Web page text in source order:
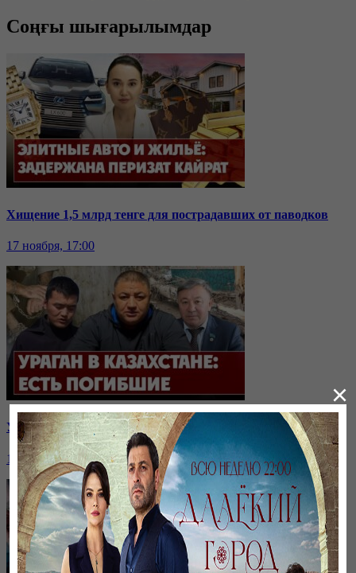
Соңғы шығарылымдар
Хищение 1,5 млрд тенге для пострадавших от паводков
17 ноября, 17:00
У Хасана есть родственник в Сенате
10 ноября, 17:00
×